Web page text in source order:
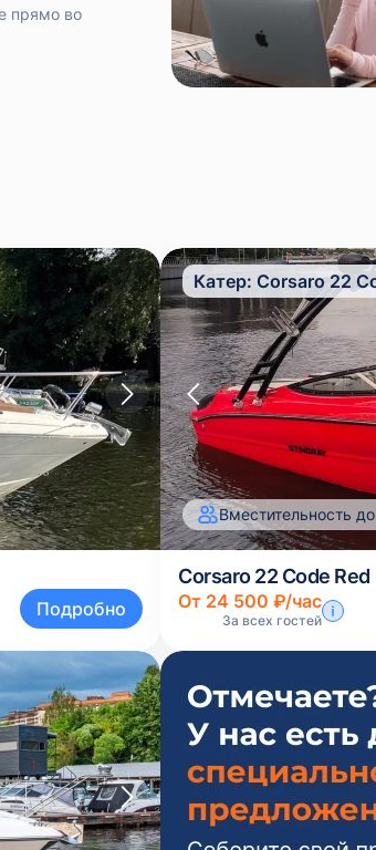
прямо во
Подробно
Вместительность
Катер: Corsaro 22
Corsaro 22 Code Red
От 24 500 ₽/час
За всех гостей